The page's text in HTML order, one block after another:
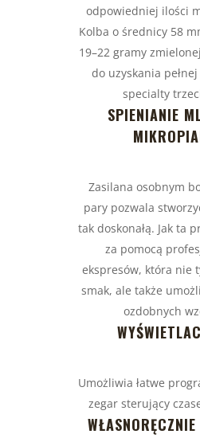
odpowiedniej ilości
Kolba o średnicy 58
19–22 gramy
do uzyskania
specialty
SPIENIANIE
Zasilana osobnym
pary pozwala
tak doskonałą. Jak ta
za pomocą
ekspresów, która nie
smak, ale także
ozdobnych
Umożliwia łatwe
zegar sterujący